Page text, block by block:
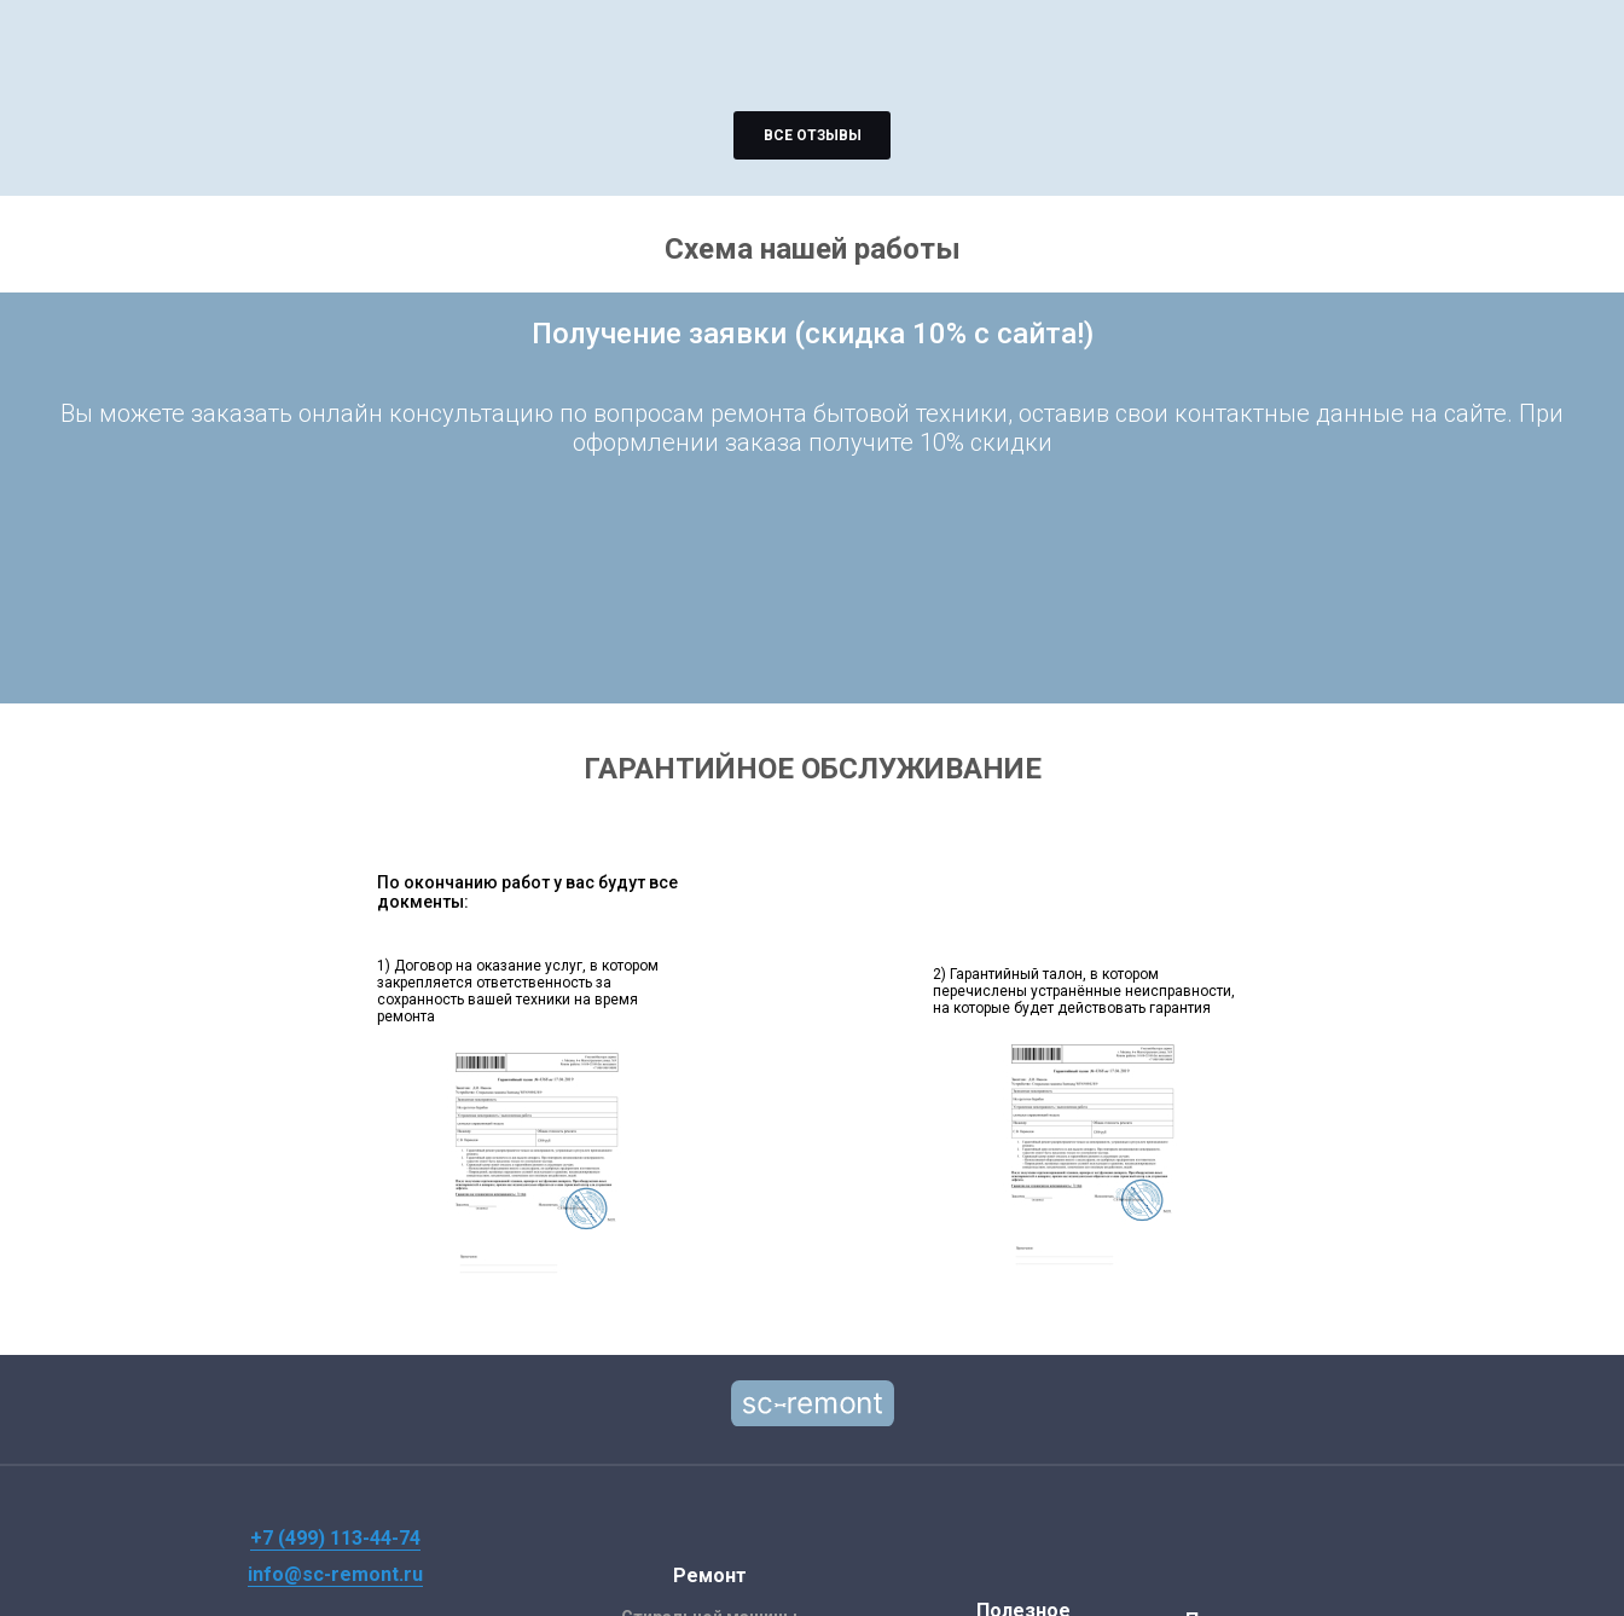
ВСЕ ОТЗЫВЫ
Схема нашей работы
Получение заявки (скидка 10% с сайта!)
Вы можете заказать онлайн консультацию по вопросам ремонта бытовой техники, оставив свои контактные данные на сайте. При
оформлении заказа получите 10% скидки
ГАРАНТИЙНОЕ ОБСЛУЖИВАНИЕ
По окончанию работ у вас будут все
докменты:
1) Договор на оказание услуг, в котором
закрепляется ответственность за
сохранность вашей техники на время
ремонта
2) Гарантийный талон, в котором
перечислены устранённые неисправности,
на которые будет действовать гарантия
+7 (499) 113-44-74
info@sc-remont.ru
Ремонт
Полезное